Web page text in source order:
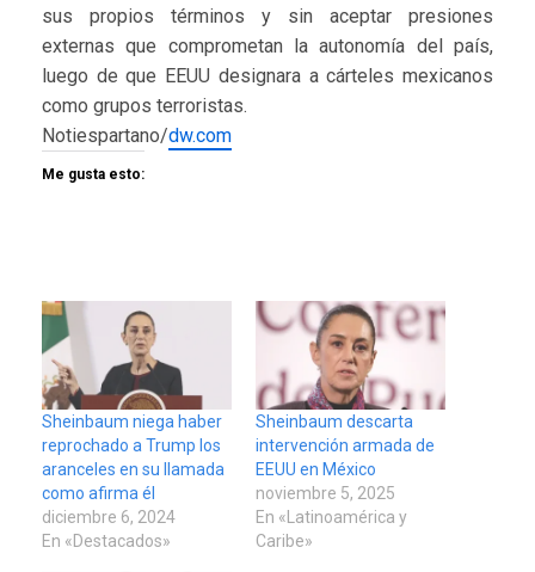
sus propios términos y sin aceptar presiones
externas que comprometan la autonomía del país,
luego de que EEUU designara a cárteles mexicanos
como grupos terroristas.
Notiespartano/dw.com
Me gusta esto:
Sheinbaum niega haber
reprochado a Trump los
aranceles en su llamada
como afirma él
diciembre 6, 2024
En «Destacados»
Sheinbaum descarta
intervención armada de
EEUU en México
noviembre 5, 2025
En «Latinoamérica y
Caribe»